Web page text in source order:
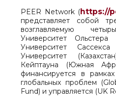
PEER Network (https://
представляет собой
возглавляемую
Университет Ольстера
Университет
Университет
Кейптауна (Южная
финансируется в
глобальных проблем
Fund) и управляется (UK